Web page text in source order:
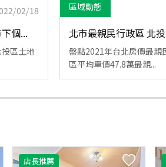
02/18
個...
區土地
區域動態
北市最親民行政區 北
盤點2021年台北房價最親
區平均單價47.8萬最親...
店長推薦